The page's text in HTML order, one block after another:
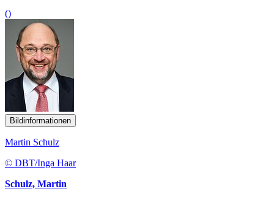
()
Bildinformationen
Martin Schulz
© DBT/Inga Haar
Schulz, Martin